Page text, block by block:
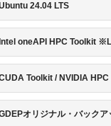
24.04 LTS
Intel oneAPI HPC Toolkit
Toolkit / NVIDIA
オリジナル・バック